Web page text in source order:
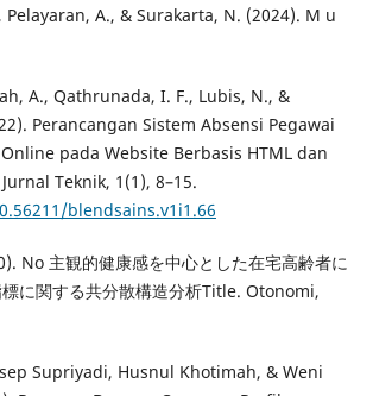
Pelayaran, A., & Surakarta, N. (2024). M u
A., Qathrunada, I. F., Lubis, N., &
Perancangan Sistem Absensi Pegawai
pada Website Berbasis HTML dan
Teknik, 1(1), 8–15.
blendsains.v1i1.66
No 主観的健康感を中心とした在宅高齢者に
に関する共分散構造分析Title. Otonomi,
Supriyadi, Husnul Khotimah, & Weni